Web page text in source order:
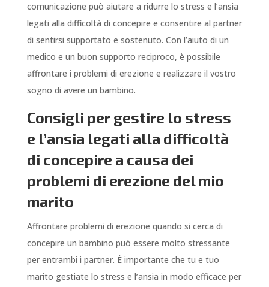
comunicazione può aiutare a ridurre lo stress e l’ansia
legati alla difficoltà di concepire e consentire al partner
di sentirsi supportato e sostenuto. Con l’aiuto di un
medico e un buon supporto reciproco, è possibile
affrontare i problemi di erezione e realizzare il vostro
sogno di avere un bambino.
Consigli per gestire lo stress
e l’ansia legati alla difficoltà
di concepire a causa dei
problemi di erezione del mio
marito
Affrontare problemi di erezione quando si cerca di
concepire un bambino può essere molto stressante
per entrambi i partner. È importante che tu e tuo
marito gestiate lo stress e l’ansia in modo efficace per